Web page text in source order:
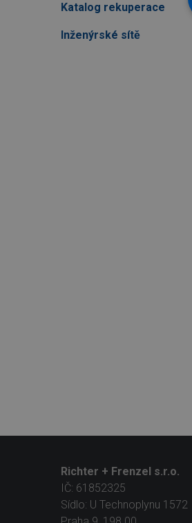
Katalog rekuperace
Inženýrské sítě
Richter + Frenzel s.r.o.
IČ: 61852325
Sídlo: U Technoplynu 1572